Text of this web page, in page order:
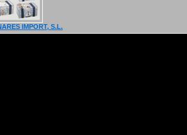
IMPORT, S.L.